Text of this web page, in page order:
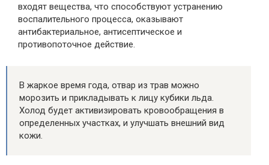
входят вещества, что способствуют устранению
воспалительного процесса, оказывают
антибактериальное, антисептическое и
противопоточное действие.
В жаркое время года, отвар из трав можно
морозить и прикладывать к лицу кубики льда.
Холод будет активизировать кровообращения в
определенных участках, и улучшать внешний вид
кожи.